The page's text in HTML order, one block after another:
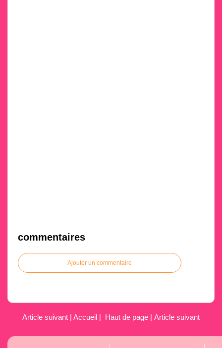
commentaires
Ajouter un commentaire
Article suivant | Accueil | Haut de page | Article suivant